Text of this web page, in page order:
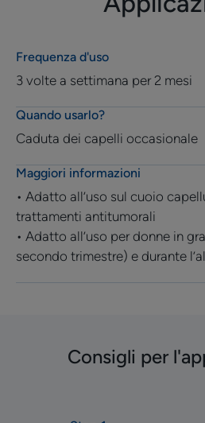
Frequenza d'uso
3 volte a settimana per 2 mesi
Quando usarlo?
Caduta dei capelli occasionale
Maggiori informazioni
• Adatto all’uso sul cuoio
trattamenti antitumorali
• Adatto all’uso per donne in
secondo trimestre) e durante
Consigli per